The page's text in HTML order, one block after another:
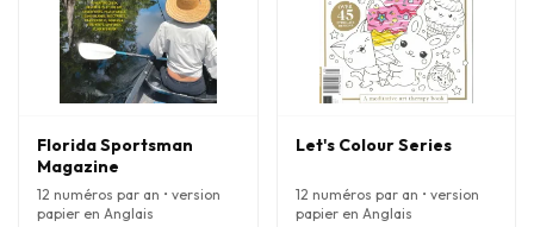
Florida Sportsman
Magazine
12 numéros par an • version
papier en Anglais
Let's Colour Series
12 numéros par an • version
papier en Anglais